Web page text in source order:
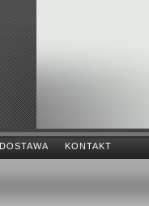
DOSTAWA KONTAKT